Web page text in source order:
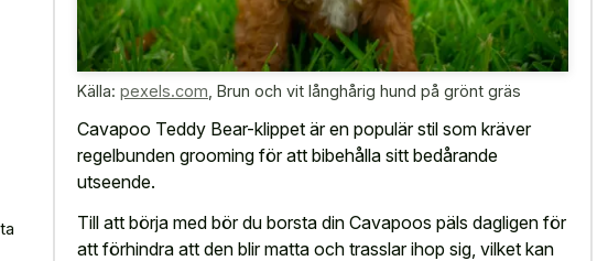
Källa: pexels.com Brun och vit långhårig hund på grönt gräs
Cavapoo Teddy Bear-klippet är en populär stil som kräver
regelbunden grooming för att bibehålla sitt bedårande
utseende.
Till att börja med bör du borsta din Cavapoos päls dagligen för
att förhindra att den blir matta och trasslar ihop sig, vilket kan